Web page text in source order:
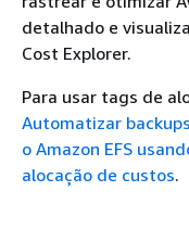
detalhado e
Cost Explorer.
Para usar tags de
Automatizar
o Amazon EFS
alocação de custos.